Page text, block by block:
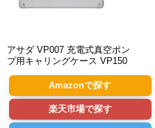
アサダ VP007 充電式真空ポン
プ用キャリングケース VP150
Amazonで探す
楽天市場で探す